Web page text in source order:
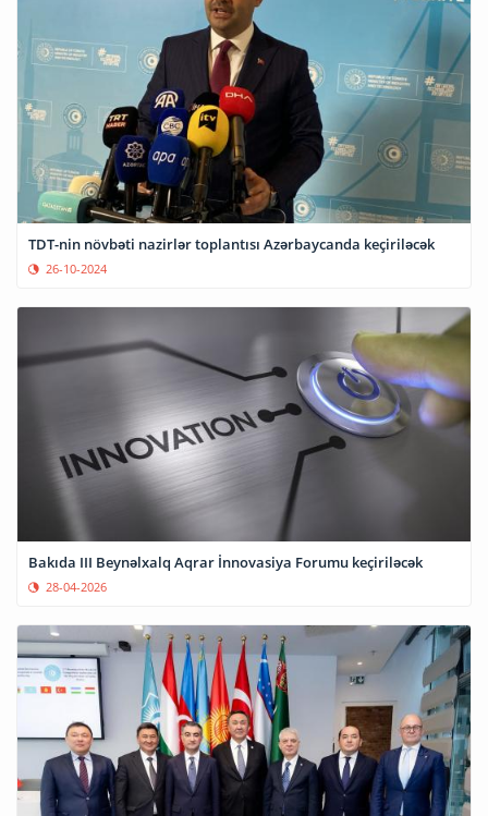
TDT-nin növbəti nazirlər toplantısı Azərbaycanda keçiriləcək
26-10-2024
Bakıda III Beynəlxalq Aqrar İnnovasiya Forumu keçiriləcək
28-04-2026